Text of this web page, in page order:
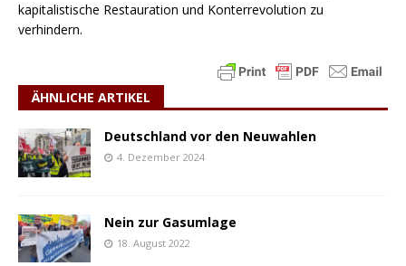
kapitalistische Restauration und Konterrevolution zu
verhindern.
ÄHNLICHE ARTIKEL
Deutschland vor den Neuwahlen
4. Dezember 2024
Nein zur Gasumlage
18. August 2022